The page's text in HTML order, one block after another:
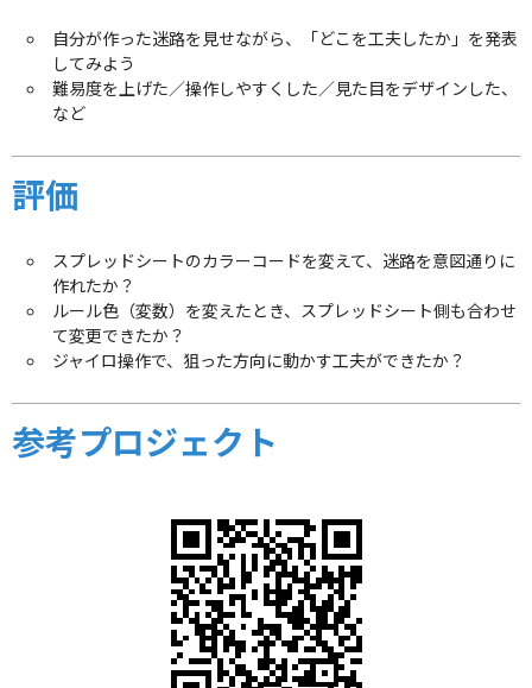
自分が作った迷路を見せながら、「どこを工夫したか」を発表
してみよう
難易度を上げた／操作しやすくした／見た目をデザインした、
など
評価
スプレッドシートのカラーコードを変えて、迷路を意図通りに
作れたか？
ルール色（変数）を変えたとき、スプレッドシート側も合わせ
て変更できたか？
ジャイロ操作で、狙った方向に動かす工夫ができたか？
参考プロジェクト